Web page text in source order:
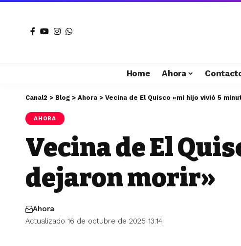
Home Ahora
Canal2 > Blog > Ahora > Vecina de El Quisco «mi hijo vivió 5
AHORA
Vecina de El
dejaron morir»
Actualizado 16 de octubre de 2025 13:14
Ahora